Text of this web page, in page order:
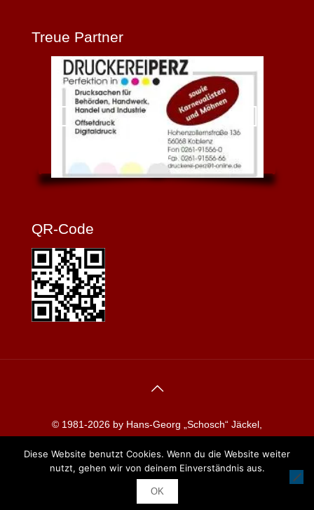
Treue Partner
QR-Code
© 1981-2026 by Hans-Georg „Schosch“ Jäckel,
Diese Website benutzt Cookies. Wenn du die Website weiter
nutzt, gehen wir von deinem Einverständnis aus.
OK